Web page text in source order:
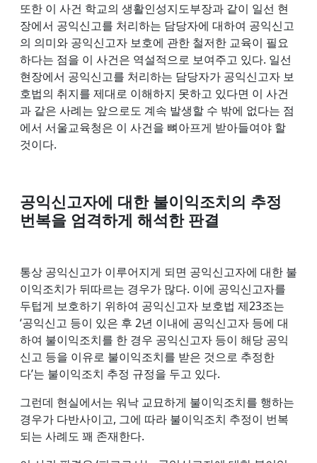
또한 이 사건 학교의 생활인성지도부장과 같이 일선 현
장에서 공익신고를 처리하는 담당자에 대하여 공익신고
의 의미와 공익신고자 보호에 관한 철저한 교육이 필요
하다는 점을 이 사건은 역설적으로 보여주고 있다. 일선
현장에서 공익신고를 처리하는 담당자가 공익신고자 보
호법의 취지를 제대로 이해하지 못하고 있다면 이 사건
과 같은 사례는 앞으로도 계속 발생할 수 밖에 없다는 점
에서 서울교육청은 이 사건을 뼈아프게 받아들여야 할
것이다.
공익신고자에 대한 불이익조치의 추정
번복을 엄격하게 해석한 판결
통상 공익신고가 이루어지게 되면 공익신고자에 대한 불
이익조치가 뒤따르는 경우가 많다. 이에 공익신고자를
두텁게 보호하기 위하여 공익신고자 보호법 제23조는
‘공익신고 등이 있은 후 2년 이내에 공익신고자 등에 대
하여 불이익조치를 한 경우 공익신고자 등이 해당 공익
신고 등을 이유로 불이익조치를 받은 것으로 추정한
다’는 불이익조치 추정 규정을 두고 있다.
그런데 현실에서는 워낙 교묘하게 불이익조치를 행하는
경우가 다반사이고, 그에 따라 불이익조치 추정이 번복
되는 사례도 꽤 존재한다.